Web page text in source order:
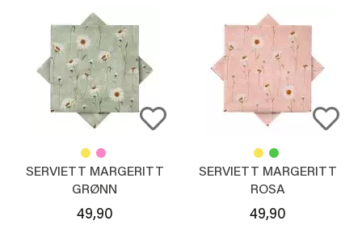
SERVIETT MARGERITT
GRØNN
49,90
SERVIETT MARGERITT
ROSA
49,90